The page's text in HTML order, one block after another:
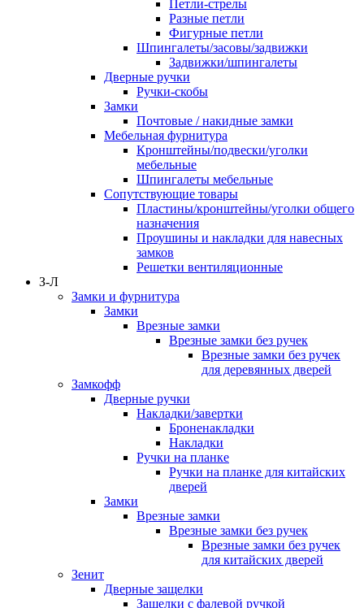
Петли-стрелы
Разные петли
Фигурные петли
Шпингалеты/засовы/задвижки
Задвижки/шпингалеты
Дверные ручки
Ручки-скобы
Замки
Почтовые / накидные замки
Мебельная фурнитура
Кронштейны/подвески/уголки
мебельные
Шпингалеты мебельные
Сопутствующие товары
Пластины/кронштейны/уголки общего
назначения
Проушины и накладки для навесных
замков
Решетки вентиляционные
З-Л
Замки и фурнитура
Замки
Врезные замки
Врезные замки без ручек
Врезные замки без ручек
для деревянных дверей
Замкофф
Дверные ручки
Накладки/завертки
Броненакладки
Накладки
Ручки на планке
Ручки на планке для китайских
дверей
Замки
Врезные замки
Врезные замки без ручек
Врезные замки без ручек
для китайских дверей
Зенит
Дверные защелки
Защелки с фалевой ручкой